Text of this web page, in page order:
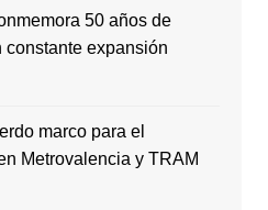
50 años de
constante expansión
marco para el
Metrovalencia y TRAM